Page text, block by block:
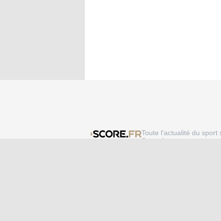
Toute l'actualité du sport
Score.fr